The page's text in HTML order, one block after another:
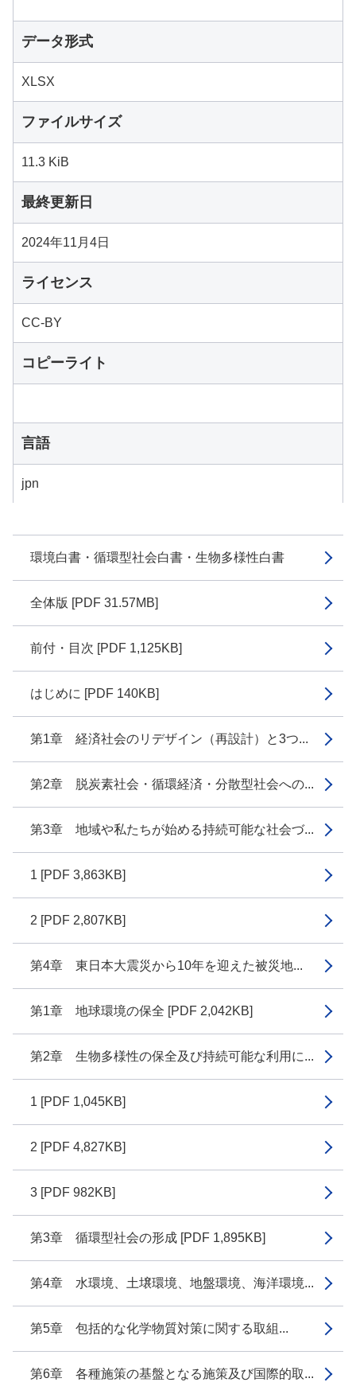
環境白書・循環型社会白書・生物多様性白書
全体版 [PDF 31.57MB]
前付・目次 [PDF 1,125KB]
はじめに [PDF 140KB]
第1章 経済社会のリデザイン（再設計）と3つ...
第2章 脱炭素社会・循環経済・分散型社会への...
第3章 地域や私たちが始める持続可能な社会づ...
1 [PDF 3,863KB]
2 [PDF 2,807KB]
第4章 東日本大震災から10年を迎えた被災地...
第1章 地球環境の保全 [PDF 2,042KB]
第2章 生物多様性の保全及び持続可能な利用に...
1 [PDF 1,045KB]
2 [PDF 4,827KB]
3 [PDF 982KB]
第3章 循環型社会の形成 [PDF 1,895KB]
第4章 水環境、土壌環境、地盤環境、海洋環境...
第5章 包括的な化学物質対策に関する取組...
第6章 各種施策の基盤となる施策及び国際的取...
データ形式
XLSX
ファイルサイズ
11.3 KiB
最終更新日
2024年11月4日
ライセンス
CC-BY
コピーライト
言語
jpn